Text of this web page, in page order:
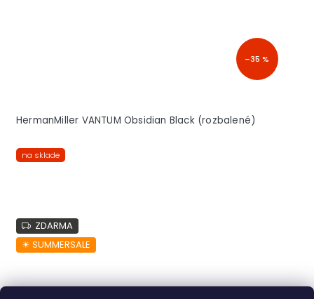
–35 %
HermanMiller VANTUM Obsidian Black (rozbalené)
na sklade
ZDARMA
☀︎ SUMMERSALE